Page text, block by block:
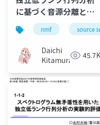
に基づく音源分離とそ
の発展（Audio source
separation based on
independent low-
rank matrix analysis
and its extensions）
nmf source
Daichi
Kitamura
45.7K